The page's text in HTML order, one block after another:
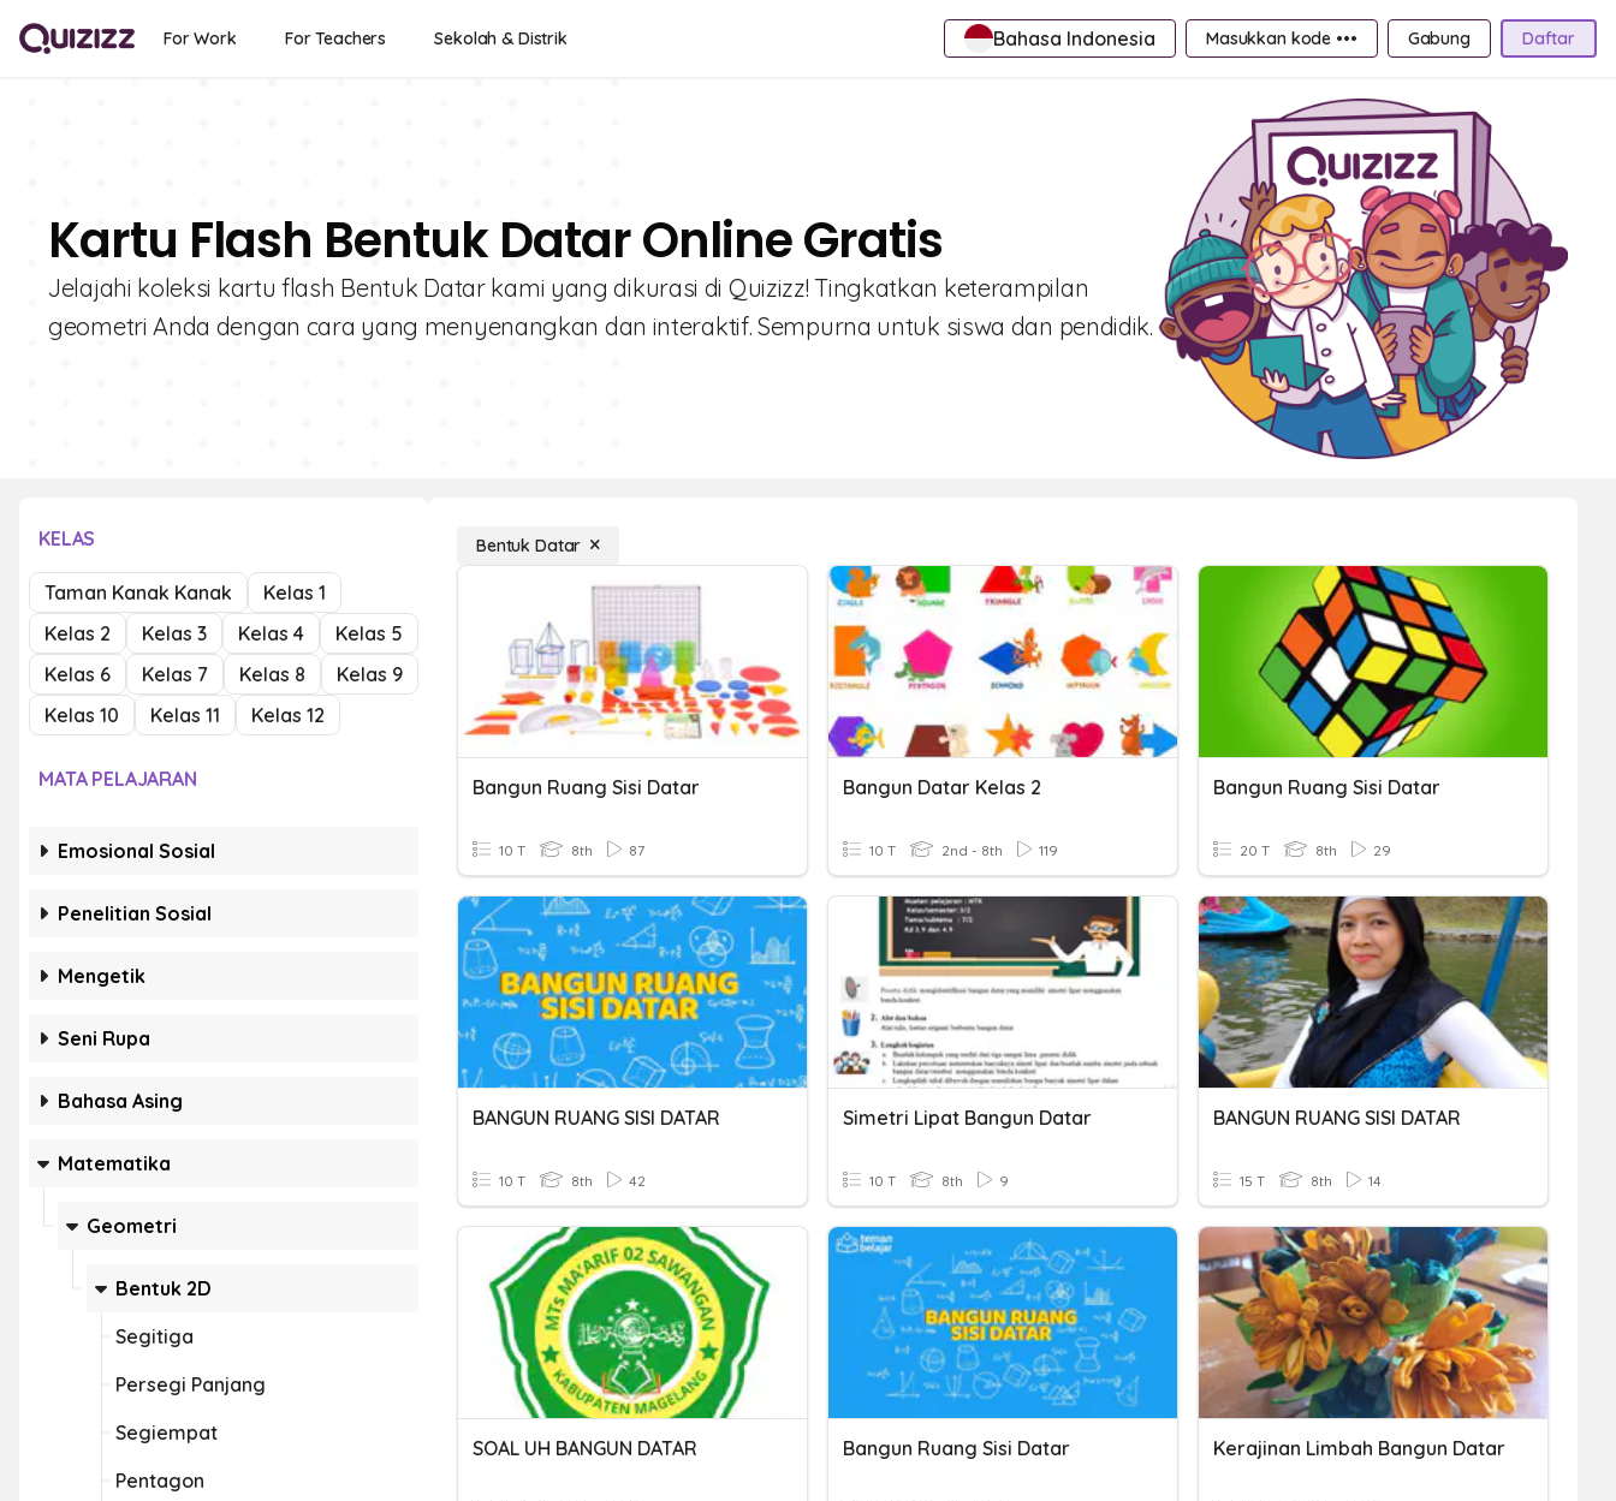
For Work For Teachers Sekolah & Distrik Bahasa Indonesia Masukkan kode ••• Gabung Daftar
Kartu Flash Bentuk Datar Online Gratis
Jelajahi koleksi kartu flash Bentuk Datar kami yang dikurasi di Quizizz! Tingkatkan keterampilan
geometri Anda dengan cara yang menyenangkan dan interaktif. Sempurna untuk siswa dan pendidik.
KELAS
Taman Kanak Kanak
Kelas 1
Kelas 2
Kelas 3 Kelas 4
Kelas 5
Kelas 6
Kelas 7 Kelas 8
Kelas 9
Kelas 10
Kelas 11 Kelas 12
MATA PELAJARAN
Emosional Sosial
Penelitian Sosial
Mengetik
Seni Rupa
Bahasa Asing
Matematika
Geometri
Bentuk 2D
Segitiga
Persegi Panjang
Segiempat
Pentagon
Bentuk Datar
Bangun Ruang Sisi Datar
10 T 8th 87
Bangun Datar Kelas 2
10 T 2nd - 8th 119
Bangun Ruang Sisi Datar
20 T 8th 29
BANGUN RUANG SISI DATAR
10 T 8th 42
Simetri Lipat Bangun Datar
10 T 8th 9
BANGUN RUANG SISI DATAR
15 T 8th 14
SOAL UH BANGUN DATAR Bangun Ruang Sisi Datar Kerajinan Limbah Bangun Datar